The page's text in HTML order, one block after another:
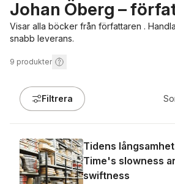
Johan Öberg –
Visar alla böcker från författaren .
snabb leverans.
9 produkter
Filtrera
Tidens
Time's slowness
swiftness